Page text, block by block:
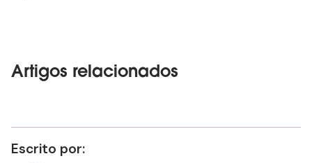
Artigos relacionados
Escrito por: